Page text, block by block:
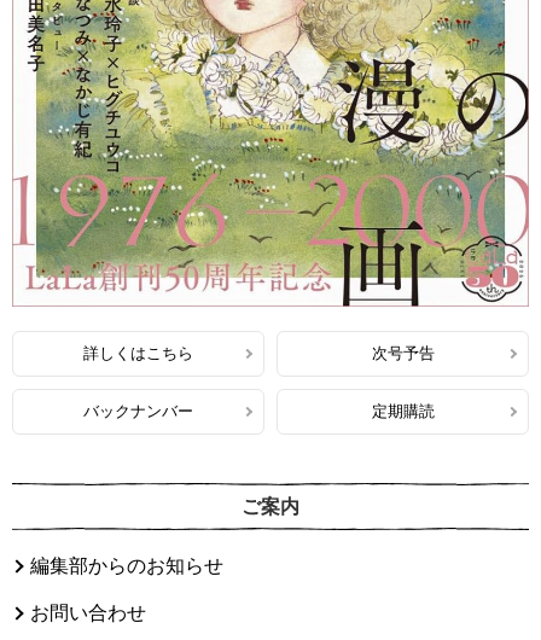
詳しくはこちら 次号予告
バックナンバー 定期購読
ご案内
編集部からのお知らせ
お問い合わせ